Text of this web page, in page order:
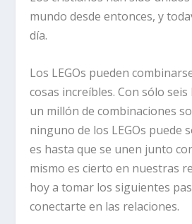
mundo desde entonces, y
día.
Los LEGOs pueden
cosas increíbles. Con sólo
un millón de combinaciones
ninguno de los LEGOs puede
es hasta que se unen junto
mismo es cierto en nuestras
hoy a tomar los siguientes
conectarte en las relaciones.